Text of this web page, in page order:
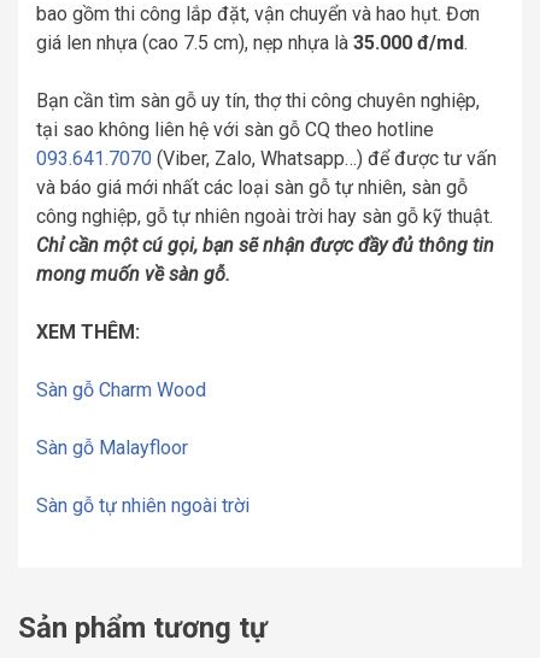
bao gồm thi công lắp đặt, vận chuyển và hao hụt. Đơn
giá len nhựa (cao 7.5 cm), nẹp nhựa là 35.000 đ/md.
Bạn cần tìm sàn gỗ uy tín, thợ thi công chuyên nghiệp,
tại sao không liên hệ với sàn gỗ CQ theo hotline
093.641.7070 (Viber, Zalo, Whatsapp…) để được tư vấn
và báo giá mới nhất các loại sàn gỗ tự nhiên, sàn gỗ
công nghiệp, gỗ tự nhiên ngoài trời hay sàn gỗ kỹ thuật.
Chỉ cần một cú gọi, bạn sẽ nhận được đầy đủ thông tin
mong muốn về sàn gỗ.
XEM THÊM:
Sàn gỗ Charm Wood
Sàn gỗ Malayfloor
Sàn gỗ tự nhiên ngoài trời
Sản phẩm tương tự